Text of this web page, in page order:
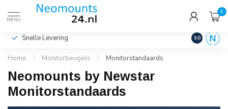
MENU
0
Incl. btw
Snelle Levering Hoge
9.0
Home / Monitorbeugels / Monitorstandaards
Neomounts by Newstar
Monitorstandaards